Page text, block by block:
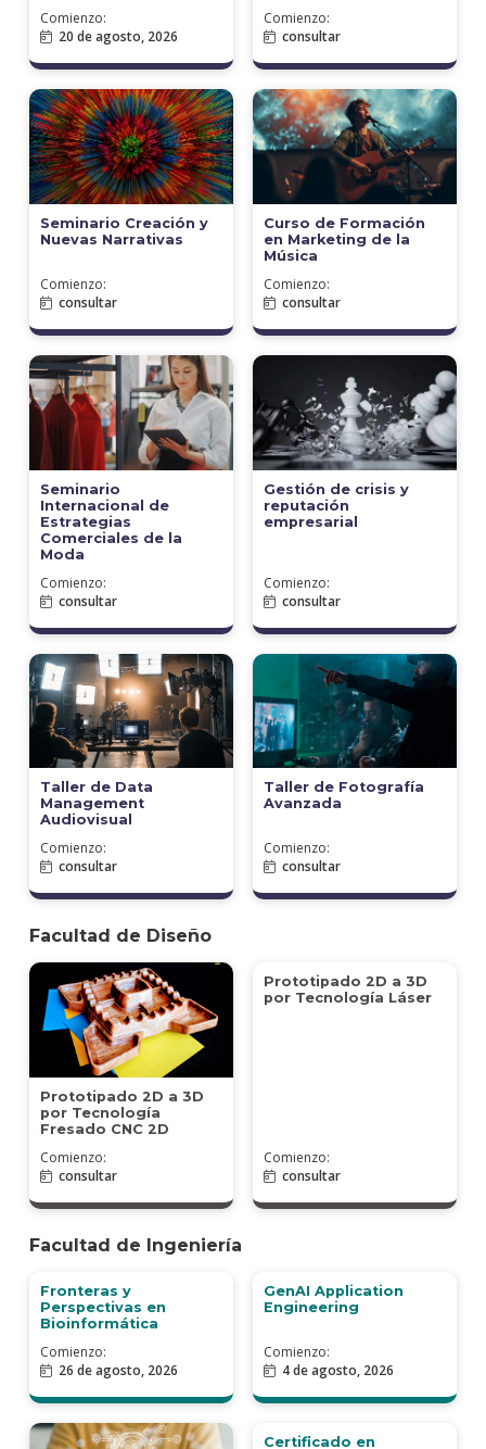
Comienzo:
20 de agosto, 2026
Comienzo:
consultar
Seminario Creación y
Nuevas Narrativas
Comienzo:
consultar
Curso de Formación
en Marketing de la
Música
Comienzo:
consultar
Seminario
Internacional de
Estrategias
Comerciales de la
Moda
Comienzo:
consultar
Gestión de crisis y
reputación
empresarial
Comienzo:
consultar
Taller de Data
Management
Audiovisual
Comienzo:
consultar
Taller de Fotografía
Avanzada
Comienzo:
consultar
Facultad de Diseño
Prototipado 2D a 3D
por Tecnología
Fresado CNC 2D
Comienzo:
consultar
Prototipado 2D a 3D
por Tecnología Láser
Comienzo:
consultar
Facultad de Ingeniería
Fronteras y
Perspectivas en
Bioinformática
GenAI Application